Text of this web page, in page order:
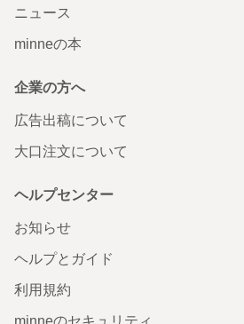
ニュース
minneの本
企業の方へ
広告出稿について
大口注文について
ヘルプセンター
お知らせ
ヘルプとガイド
利用規約
minneのセキュリティ